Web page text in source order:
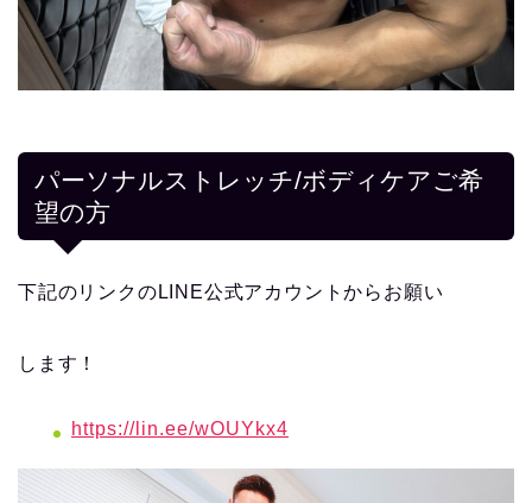
パーソナルストレッチ/ボディケアご希
望の方
下記のリンクのLINE公式アカウントからお願い
します！
https://lin.ee/wOUYkx4